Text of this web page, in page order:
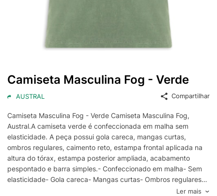
Camiseta Masculina Fog - Verde
AUSTRAL Compartilhar
Camiseta Masculina Fog - Verde Camiseta Masculina Fog,
Austral.A camiseta verde é confeccionada em malha sem
elasticidade. A peça possui gola careca, mangas curtas,
ombros regulares, caimento reto, estampa frontal aplicada na
altura do tórax, estampa posterior ampliada, acabamento
pespontado e barra simples.- Confeccionado em malha- Sem
elasticidade- Gola careca- Mangas curtas- Ombros regulares-
Caimento reto- Estampa frontal e posterior- AcabamentoLer mais